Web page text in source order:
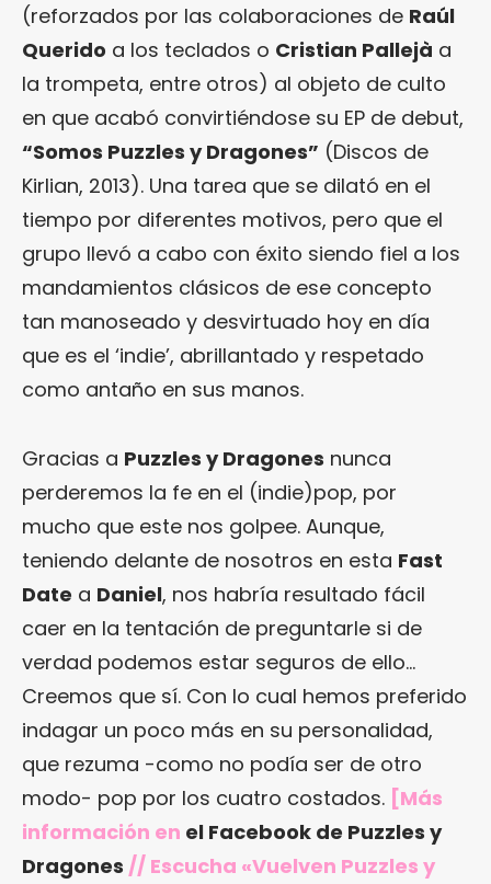
(reforzados por las colaboraciones de Raúl
Querido a los teclados o Cristian Pallejà a
la trompeta, entre otros) al objeto de culto
en que acabó convirtiéndose su EP de debut,
“Somos Puzzles y Dragones” (Discos de
Kirlian, 2013). Una tarea que se dilató en el
tiempo por diferentes motivos, pero que el
grupo llevó a cabo con éxito siendo fiel a los
mandamientos clásicos de ese concepto
tan manoseado y desvirtuado hoy en día
que es el ‘indie’, abrillantado y respetado
como antaño en sus manos.
Gracias a Puzzles y Dragones nunca
perderemos la fe en el (indie)pop, por
mucho que este nos golpee. Aunque,
teniendo delante de nosotros en esta Fast
Date a Daniel, nos habría resultado fácil
caer en la tentación de preguntarle si de
verdad podemos estar seguros de ello…
Creemos que sí. Con lo cual hemos preferido
indagar un poco más en su personalidad,
que rezuma -como no podía ser de otro
modo- pop por los cuatro costados. [Más
información en el Facebook de Puzzles y
Dragones // Escucha «Vuelven Puzzles y